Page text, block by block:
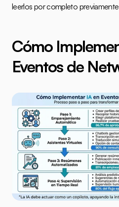
leerlos por completo
Cómo
Eventos de